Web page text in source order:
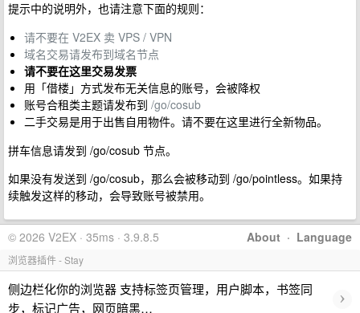
提示中的说明外，也请注意下面的规则：
请不要在 V2EX 卖 VPS / VPN
域名交易请发布到域名节点
请不要在这里交易发票
用「借楼」方式发布无关信息的账号，会被降权
账号合租类主题请发布到 /go/cosub
二手交易是用于出售自用物件。请不要在这里进行全新物品。
拼车信息请发到 /go/cosub 节点。
如果没有发送到 /go/cosub，那么会被移动到 /go/pointless。如果持
续触发这样的移动，会导致账号被禁用。
About · Language
© 2026 V2EX · 35ms · 3.9.8.5
浏览器插件 - Stay
侧边栏化你的浏览器 支持标签页管理，用户脚本，书签同
步，标记广告，网页暗黑…
›